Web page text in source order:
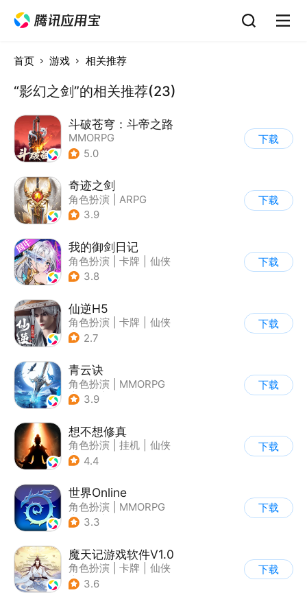
首页 游戏 相关推荐
“影幻之剑”的相关推荐(23)
斗破苍穹：斗帝之路
MMORPG
5.0
下载
奇迹之剑
角色扮演
ARPG
| 传奇
3.9
下载
我的御剑日记
角色扮演 卡牌
仙侠
| 山海经
3.8
下载
仙逆H5
角色扮演 卡牌
仙侠
| 中国风
2.7
下载
青云诀
角色扮演
MMORPG
| 仙侠
3.9
下载
想不想修真
角色扮演 挂机
仙侠
| 文字游戏
4.4
下载
世界Online
角色扮演
MMORPG
| 冒险
3.3
下载
魔天记游戏软件V1.0
角色扮演 卡牌
仙侠
| 小说改编IP
3.6
下载